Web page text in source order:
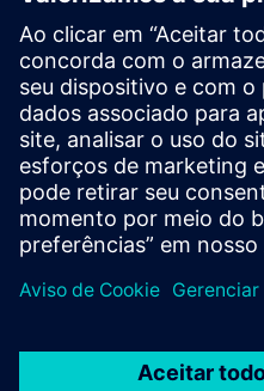
©Siemens2026
Informações corporativas
Aviso de privacidade
Aviso de cookies
Termos de uso
Identificação digital